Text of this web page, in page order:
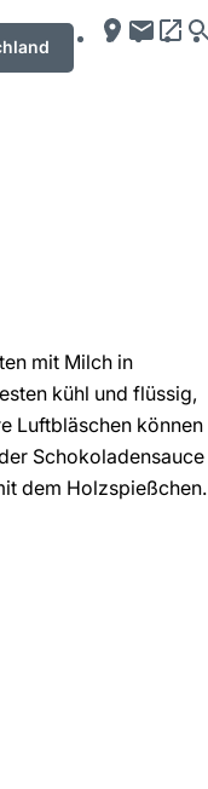
mit Milch in
kühl und flüssig,
Luftbläschen können
Schokoladensauce
dem Holzspießchen.